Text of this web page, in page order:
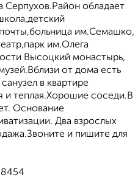
Серпухов.Район обладает
им.Семашко,
им.Олега
Высоцкий монастырь,
от дома есть
в квартире
и теплая.Хорошие соседи.В
Основание
Два взрослых
и пишите для